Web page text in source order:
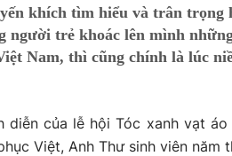
khích tìm hiểu và trân trọng
người trẻ khoác lên mình
Nam, thì cũng chính là lúc
diễn của lễ hội Tóc xanh vạt
Việt, Anh Thư sinh viên năm